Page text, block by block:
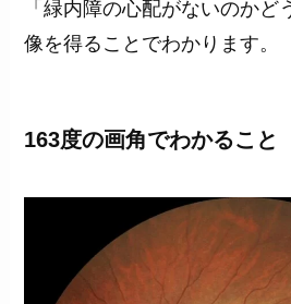
「緑内障の心配がないのか
像を得ることでわかります。
163度の画角でわかること